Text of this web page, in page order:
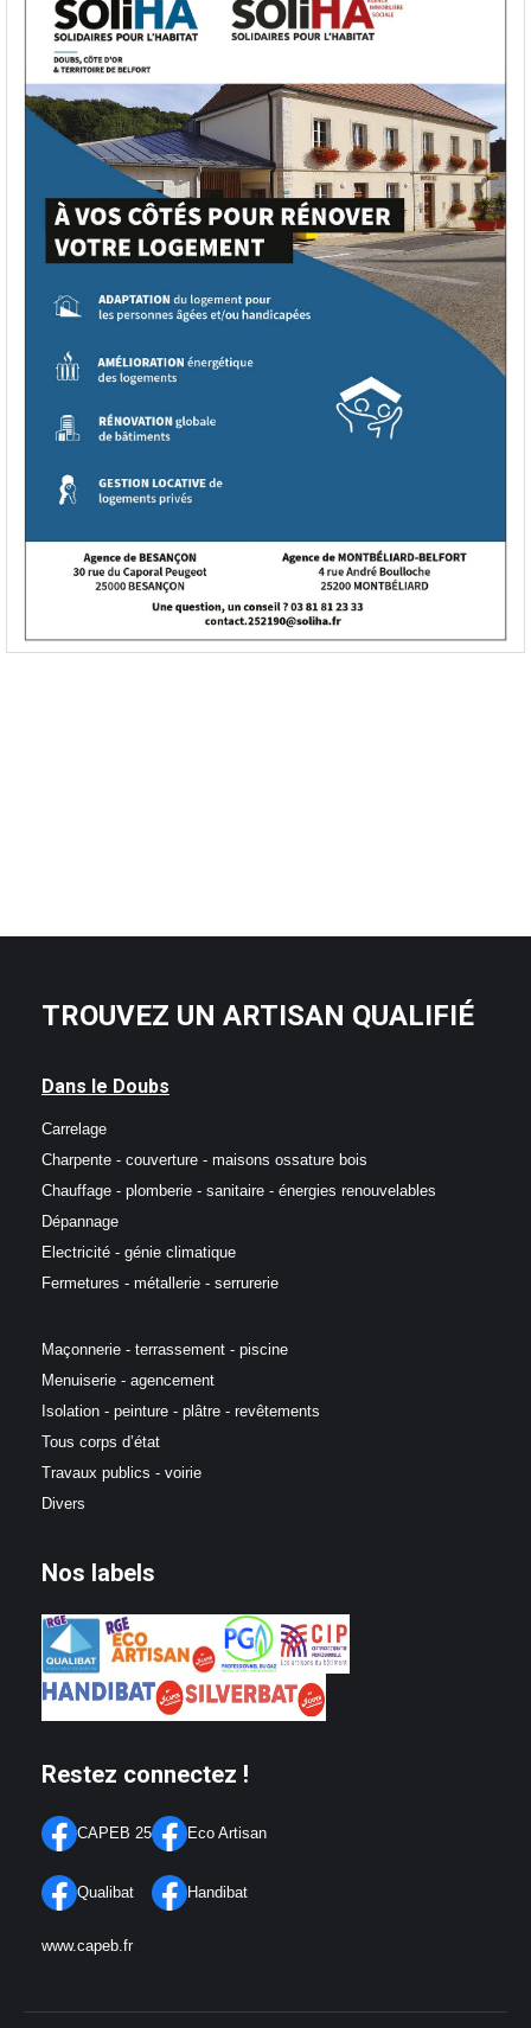
TROUVEZ UN ARTISAN QUALIFIÉ
Dans le Doubs
Carrelage
Charpente - couverture - maisons ossature bois
Chauffage - plomberie - sanitaire - énergies renouvelables
Dépannage
Electricité - génie climatique
Fermetures - métallerie - serrurerie
Maçonnerie - terrassement - piscine
Menuiserie - agencement
Isolation - peinture - plâtre - revêtements
Tous corps d’état
Travaux publics - voirie
Divers
Nos labels
Restez connectez !
CAPEB 25
Qualibat
Eco Artisan
Handibat
www.capeb.fr